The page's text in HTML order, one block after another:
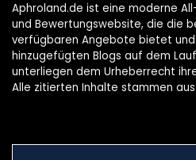
Aphroland.de ist eine moderne
und Bewertungswebsite, die die
verfügbaren Angebote bietet
hinzugefügten Blogs auf dem
unterliegen dem Urheberrecht
Alle zitierten Inhalte stammen